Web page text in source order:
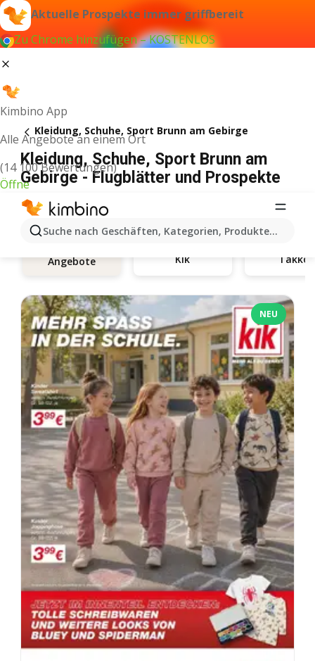
Aktuelle Prospekte immer griffbereit
Zu Chrome hinzufügen – KOSTENLOS
Kimbino App
Alle Angebote an einem Ort
(14 100 Bewertungen)
Öffne
Suche nach Geschäften, Kategorien, Produkten...
Kleidung, Schuhe, Sport Brunn am Gebirge
Kleidung, Schuhe, Sport Brunn am
Gebirge - Flugblätter und Prospekte
Angebote Kik Takko
NEU